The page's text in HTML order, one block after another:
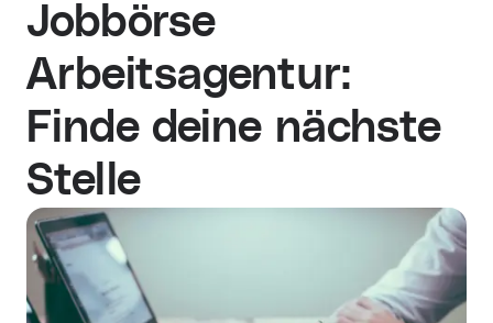
Jobbörse
Arbeitsagentur:
Finde deine nächste
Stelle